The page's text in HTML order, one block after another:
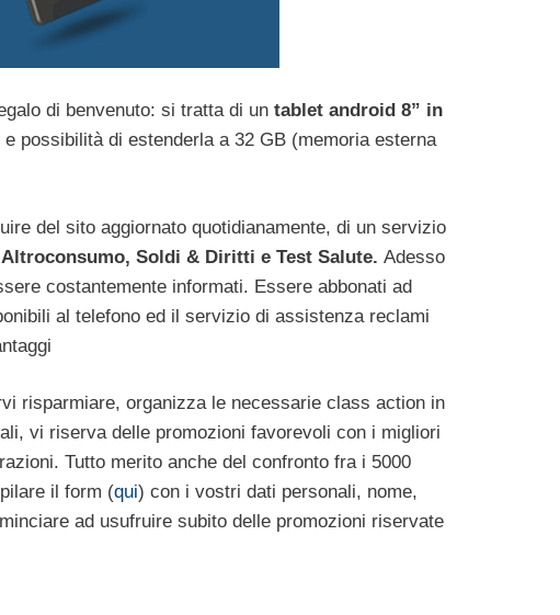
di benvenuto: si tratta di un tablet android 8” in
possibilità di estenderla a 32 GB (memoria esterna
del sito aggiornato quotidianamente, di un servizio
Altroconsumo, Soldi & Diritti e Test Salute. Adesso
costantemente informati. Essere abbonati ad
al telefono ed il servizio di assistenza reclami
risparmiare, organizza le necessarie class action in
vi riserva delle promozioni favorevoli con i migliori
Tutto merito anche del confronto fra i 5000
il form (qui) con i vostri dati personali, nome,
ad usufruire subito delle promozioni riservate